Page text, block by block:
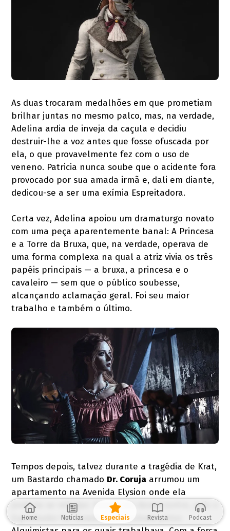
As duas trocaram medalhões em que prometiam
brilhar juntas no mesmo palco, mas, na verdade,
Adelina ardia de inveja da caçula e decidiu
destruir-lhe a voz antes que fosse ofuscada por
ela, o que provavelmente fez com o uso de
veneno. Patricia nunca soube que o acidente fora
provocado por sua amada irmã e, dali em diante,
dedicou-se a ser uma exímia Espreitadora.
Certa vez, Adelina apoiou um dramaturgo novato
com uma peça aparentemente banal: A Princesa
e a Torre da Bruxa, que, na verdade, operava de
uma forma complexa na qual a atriz vivia os três
papéis principais — a bruxa, a princesa e o
cavaleiro — sem que o público soubesse,
alcançando aclamação geral. Foi seu maior
trabalho e também o último.
Tempos depois, talvez durante a tragédia de Krat,
um Bastardo chamado Dr. Coruja arrumou um
apartamento na Avenida Elysion onde ela
poderia se refugiar. Houve um desencontro, pois o
Espreitador foi levado como cobaia pelos
Home Notícias Especiais Revista Podcast